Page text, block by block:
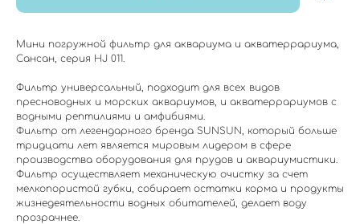
Мини погружной фильтр для аквариума и акватеррариума,
Сансан, серия HJ 011.
Фильтр универсальный, подходит для всех видов
пресноводных и морских аквариумов, и акватеррариумов с
водными рептилиями и амфибиями.
Фильтр от легендарного бренда SUNSUN, который больше
тридцати лет является мировым лидером в сфере
производства оборудования для прудов и аквариумистики.
Фильтр осуществляет механическую очистку за счет
мелкопористой губки, собирает остатки корма и продукты
жизнедеятельности водных обитателей, делает воду
прозрачнее.